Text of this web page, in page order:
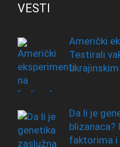
VESTI
Američki
Testirali
Da li je
blizanaca?
faktorima i